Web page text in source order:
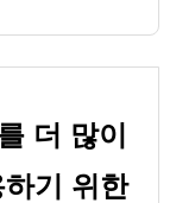
더 많이
기 위한